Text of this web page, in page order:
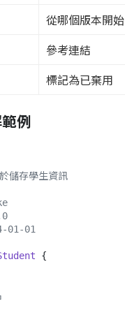
從哪個版本開始
參考連結
標記為已棄用
例
01-01
{